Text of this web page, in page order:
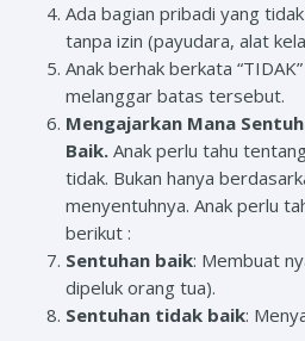
Ada bagian pribadi yang
tanpa izin (payudara, alat
Anak berhak berkata
melanggar batas tersebut.
Mengajarkan Mana
Baik. Anak perlu tahu
tidak. Bukan hanya
menyentuhnya. Anak perlu
berikut :
Sentuhan baik: Membuat
dipeluk orang tua).
Sentuhan tidak baik: